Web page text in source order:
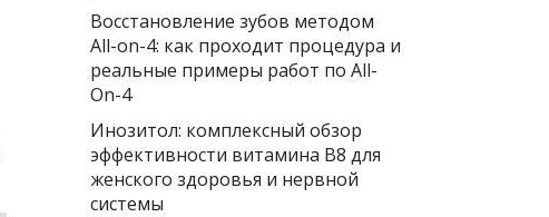
Восстановление зубов методом
All-on-4: как проходит процедура и
реальные примеры работ по All-
On-4
Инозитол: комплексный обзор
эффективности витамина B8 для
женского здоровья и нервной
системы